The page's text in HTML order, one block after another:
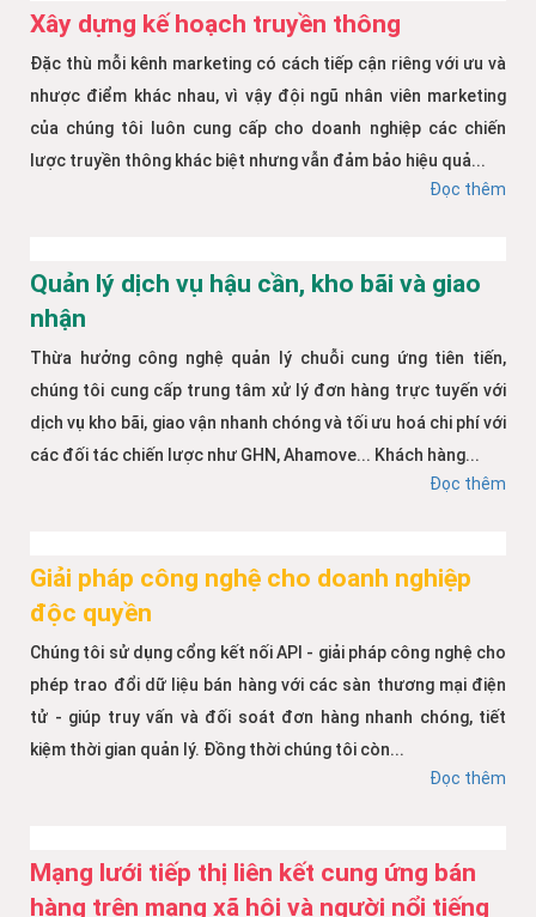
Xây dựng kế hoạch truyền thông
Đặc thù mỗi kênh marketing có cách tiếp cận riêng với ưu và
nhược điểm khác nhau, vì vậy đội ngũ nhân viên marketing
của chúng tôi luôn cung cấp cho doanh nghiệp các chiến
lược truyền thông khác biệt nhưng vẫn đảm bảo hiệu quả...
Đọc thêm
Quản lý dịch vụ hậu cần, kho bãi và giao
nhận
Thừa hưởng công nghệ quản lý chuỗi cung ứng tiên tiến,
chúng tôi cung cấp trung tâm xử lý đơn hàng trực tuyến với
dịch vụ kho bãi, giao vận nhanh chóng và tối ưu hoá chi phí với
các đối tác chiến lược như GHN, Ahamove... Khách hàng...
Đọc thêm
Giải pháp công nghệ cho doanh nghiệp
độc quyền
Chúng tôi sử dụng cổng kết nối API - giải pháp công nghệ cho
phép trao đổi dữ liệu bán hàng với các sàn thương mại điện
tử - giúp truy vấn và đối soát đơn hàng nhanh chóng, tiết
kiệm thời gian quản lý. Đồng thời chúng tôi còn...
Đọc thêm
Mạng lưới tiếp thị liên kết cung ứng bán
hàng trên mạng xã hội và người nổi tiếng